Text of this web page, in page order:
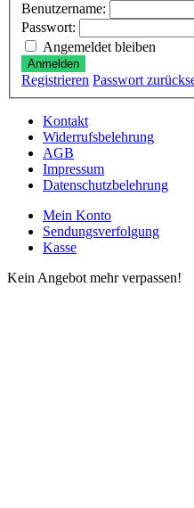
Benutzername:
Passwort:
Angemeldet bleiben
Anmelden
Registrieren Passwort
Kontakt
Widerrufsbelehrung
AGB
Impressum
Datenschutzbelehrung
Mein Konto
Sendungsverfolgung
Kasse
Kein Angebot mehr verpassen!